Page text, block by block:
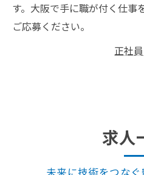
す。大阪で手に職が付く仕事
ご応募ください。
正社
未来に技術をつな
求人